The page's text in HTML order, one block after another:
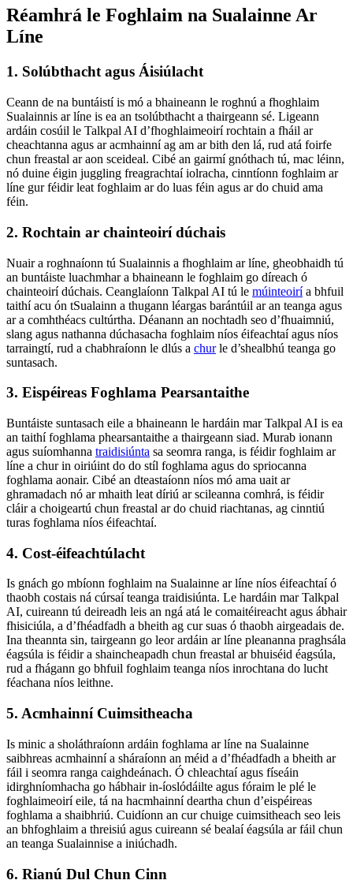
Réamhrá le Foghlaim na Sualainne Ar
Líne
1. Solúbthacht agus Áisiúlacht
Ceann de na buntáistí is mó a bhaineann le roghnú a fhoghlaim
Sualainnis ar líne is ea an tsolúbthacht a thairgeann sé. Ligeann
ardáin cosúil le Talkpal AI d’fhoghlaimeoirí rochtain a fháil ar
cheachtanna agus ar acmhainní ag am ar bith den lá, rud atá foirfe
chun freastal ar aon sceideal. Cibé an gairmí gnóthach tú, mac léinn,
nó duine éigin juggling freagrachtaí iolracha, cinntíonn foghlaim ar
líne gur féidir leat foghlaim ar do luas féin agus ar do chuid ama
féin.
2. Rochtain ar chainteoirí dúchais
Nuair a roghnaíonn tú Sualainnis a fhoghlaim ar líne, gheobhaidh tú
an buntáiste luachmhar a bhaineann le foghlaim go díreach ó
chainteoirí dúchais. Ceanglaíonn Talkpal AI tú le múinteoiría bhfuil
taithí acu ón tSualainn a thugann léargas barántúil ar an teanga agus
ar a comhthéacs cultúrtha. Déanann an nochtadh seo d’fhuaimniú,
slang agus nathanna dúchasacha foghlaim níos éifeachtaí agus níos
tarraingtí, rud a chabhraíonn le dlús a churle d’shealbhú teanga go
suntasach.
3. Eispéireas Foghlama Pearsantaithe
Buntáiste suntasach eile a bhaineann le hardáin mar Talkpal AI is ea
an taithí foghlama phearsantaithe a thairgeann siad. Murab ionann
agus suíomhanna traidisiúnta sa seomra ranga, is féidir foghlaim ar
líne a chur in oiriúint do do stíl foghlama agus do spriocanna
foghlama aonair. Cibé an dteastaíonn níos mó ama uait ar
ghramadach nó ar mhaith leat díriú ar scileanna comhrá, is féidir
cláir a choigeartú chun freastal ar do chuid riachtanas, ag cinntiú
turas foghlama níos éifeachtaí.
4. Cost-éifeachtúlacht
Is gnách go mbíonn foghlaim na Sualainne ar líne níos éifeachtaí ó
thaobh costais ná cúrsaí teanga traidisiúnta. Le hardáin mar Talkpal
AI, cuireann tú deireadh leis an ngá atá le comaitéireacht agus ábhair
fhisiciúla, a d’fhéadfadh a bheith ag cur suas ó thaobh airgeadais de.
Ina theannta sin, tairgeann go leor ardáin ar líne pleananna praghsála
éagsúla is féidir a shaincheapadh chun freastal ar bhuiséid éagsúla,
rud a fhágann go bhfuil foghlaim teanga níos inrochtana do lucht
féachana níos leithne.
5. Acmhainní Cuimsitheacha
Is minic a sholáthraíonn ardáin foghlama ar líne na Sualainne
saibhreas acmhainní a sháraíonn an méid a d’fhéadfadh a bheith ar
fáil i seomra ranga caighdeánach. Ó chleachtaí agus físeáin
idirghníomhacha go hábhair in-íoslódáilte agus fóraim le plé le
foghlaimeoirí eile, tá na hacmhainní deartha chun d’eispéireas
foghlama a shaibhriú. Cuidíonn an cur chuige cuimsitheach seo leis
an bhfoghlaim a threisiú agus cuireann sé bealaí éagsúla ar fáil chun
an teanga Sualainnise a iniúchadh.
6. Rianú Dul Chun Cinn